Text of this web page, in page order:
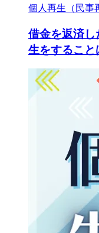
個人再生（民事
借金を返済
生をすること